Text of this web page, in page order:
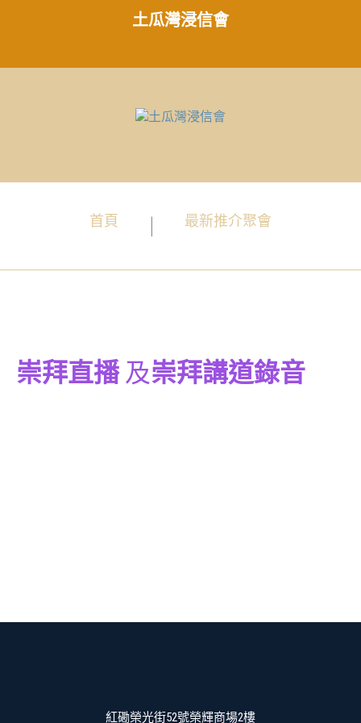
首頁 最新推介聚會
崇拜直播及崇拜講道錄音
紅磡榮光街52號榮輝商場2樓
土瓜灣浸信會